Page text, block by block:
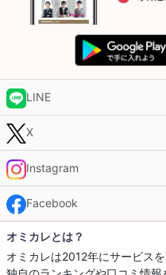
LINE
X
Instagram
Facebook
オミカレとは？
オミカレは2012年にサービス